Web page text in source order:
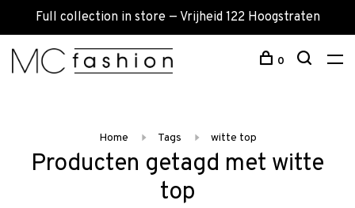
Full collection in store — Vrijheid 122 Hoogstraten
0
Home Tags witte top
Producten getagd met witte
top